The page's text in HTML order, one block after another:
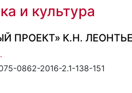
и культура
ПРОЕКТ» К.Н.
0862-2016-2.1-138-151